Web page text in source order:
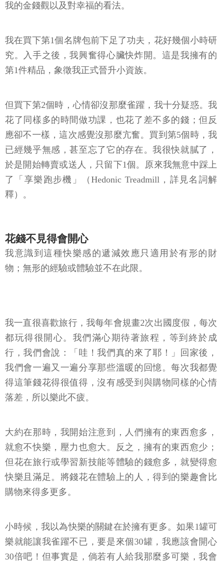
我的金錢觀以及對幸福的看法。
我在買下第1個名牌包前下足了功夫，花好幾個小時研
究。入手之後，我興奮得心臟快炸開。這是我擁有的
第1件精品，象徵我正式晉升小資族。
但買下第2個時，心情卻沒那麼雀躍，我十分疑惑。我
花了同樣多的時間做功課，也花了差不多的錢；但反
應卻不一樣，這次感覺沒那麼亢奮。買到第5個時，我
已經幾乎無感，甚至忘了它的存在。我很快就膩了，
於是開始轉賣或送人，只留下1個。原來我無意中踩上
了「享樂跑步機」（Hedonic Treadmill，詳見名詞解
釋）。
花錢不見得會開心
我意識到這種快樂感的遞減效應只適用於有形的財
物；無形的經驗或體驗並不在此限。
我一直很喜歡旅行，我每年會規畫2次出國度假，每次
都玩得很開心。我們滿心期待著旅程，等到終於成
行，我們會說：「哇！我們真的來了耶！」回家後，
我們會一遍又一遍分享那些溫暖的回憶。每次我都覺
得這筆錢花得很值得，沒有感受到與購物同樣的心情
落差，所以樂此不疲。
大約在那時，我開始注意到，人們擁有的東西愈多，
就愈不快樂，壓力也愈大。反之，擁有的東西愈少；
但花在旅行或學習新技能等體驗的錢愈多，就變得愈
快樂且滿足。將錢花在體驗上的人，得到的樂趣會比
購物來得多更多。
小時候，我以為快樂的關鍵在於擁有更多。如果1罐可
樂就能讓我雀躍不已，要是來個30罐，我應該會開心
30倍吧！但事實是，倘若有人給我那麼多可樂，我會